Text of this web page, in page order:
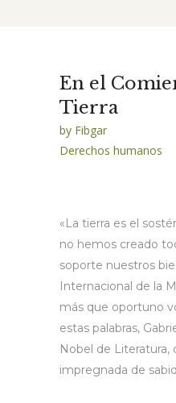
En el
Tierra
by Fibgar
Derechos humanos
«La tierra es el
no hemos creado
soporte nuestros
Internacional de la
más que oportuno
estas palabras,
Nobel de Literatura,
impregnada de